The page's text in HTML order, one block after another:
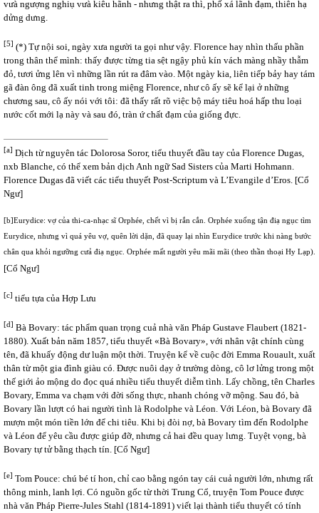
vưà ngượng nghiụ vưà kiêu hãnh - nhưng thật ra thì, phố xá lãnh đạm, thiên hạ
dửng dưng.
[5] (*) Tự nội soi, ngày xưa người ta gọi như vậy. Florence hay nhìn thấu phần
trong thân thể mình: thấy được từng tia sệt ngậy phủ kín vách màng nhầy thẫm
đỏ, tươi ửng lên vì những lần rút ra đâm vào. Một ngày kia, liên tiếp bảy hay tám
gã đàn ông đã xuất tinh trong miệng Florence, như cô ấy sẽ kể lại ở những
chương sau, cô ấy nói với tôi: đã thấy rất rõ việc bộ máy tiêu hoá hấp thu loại
nước cốt mới lạ này và sau đó, tràn ứ chất đạm của giống đực.
[a] Dịch từ nguyên tác Dolorosa Soror, tiểu thuyết đầu tay của Florence Dugas,
nxb Blanche, có thể xem bản dịch Anh ngữ Sad Sisters của Marti Hohmann.
Florence Dugas đã viết các tiểu thuyết Post-Scriptum và L’Evangile d’Eros. [Cổ
Ngư]
[b]Eurydice: vợ của thi-ca-nhạc sĩ Orphée, chết vì bị rắn cắn. Orphée xuống tận điạ ngục tìm
Eurydice, nhưng vì quá yêu vợ, quên lời dặn, đã quay lại nhìn Eurydice trước khi nàng bước
chân qua khỏi ngưỡng cưả điạ ngục. Orphée mất người yêu mãi mãi (theo thần thoại Hy Lạp).
[Cổ Ngư]
[c] tiểu tựa của Hợp Lưu
[d] Bà Bovary: tác phẩm quan trọng cuả nhà văn Pháp Gustave Flaubert (1821-
1880). Xuất bản năm 1857, tiểu thuyết «Bà Bovary», với nhân vật chính cùng
tên, đã khuấy động dư luận một thời. Truyện kể về cuộc đời Emma Rouault, xuất
thân từ một gia đình giàu có. Được nuôi dạy ở trường dòng, cô lơ lửng trong một
thế giới ảo mộng do đọc quá nhiều tiểu thuyết diễm tình. Lấy chồng, tên Charles
Bovary, Emma va chạm với đời sống thực, nhanh chóng vỡ mộng. Sau đó, bà
Bovary lần lượt có hai người tình là Rodolphe và Léon. Với Léon, bà Bovary đã
mượn một món tiền lớn để chi tiêu. Khi bị đòi nợ, bà Bovary tìm đến Rodolphe
và Léon để yêu cầu được giúp đỡ, nhưng cả hai đều quay lưng. Tuyệt vọng, bà
Bovary tự tử bằng thạch tín. [Cổ Ngư]
[e] Tom Pouce: chú bé tí hon, chỉ cao bằng ngón tay cái cuả người lớn, nhưng rất
thông minh, lanh lợi. Có nguồn gốc từ thời Trung Cổ, truyện Tom Pouce được
nhà văn Pháp Pierre-Jules Stahl (1814-1891) viết lại thành tiểu thuyết có tính